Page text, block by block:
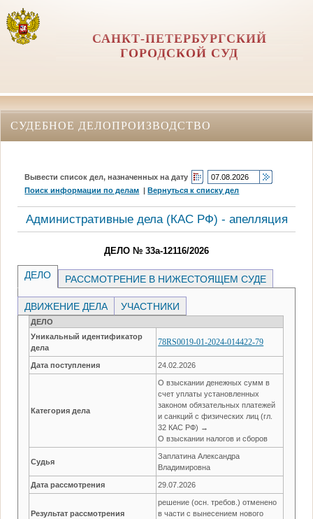
САНКТ-ПЕТЕРБУРГСКИЙ
ГОРОДСКОЙ СУД
СУДЕБНОЕ ДЕЛОПРОИЗВОДСТВО
Вывести список дел, назначенных на дату
Поиск информации по делам |Вернуться к списку дел
Административные дела (КАC РФ) - апелляция
ДЕЛО № 33а-12116/2026
ДЕЛО РАССМОТРЕНИЕ В НИЖЕСТОЯЩЕМ СУДЕ
ДВИЖЕНИЕ ДЕЛА УЧАСТНИКИ
ДЕЛО
Уникальный идентификатор
дела
78RS0019-01-2024-014422-79
Дата поступления 24.02.2026
Категория дела
О взыскании денежных сумм в
счет уплаты установленных
законом обязательных платежей
и санкций с физических лиц (гл.
32 КАС РФ) →
О взыскании налогов и сборов
Судья
Заплатина Александра
Владимировна
Дата рассмотрения 29.07.2026
Результат рассмотрения
решение (осн. требов.) отменено
в части с вынесением нового